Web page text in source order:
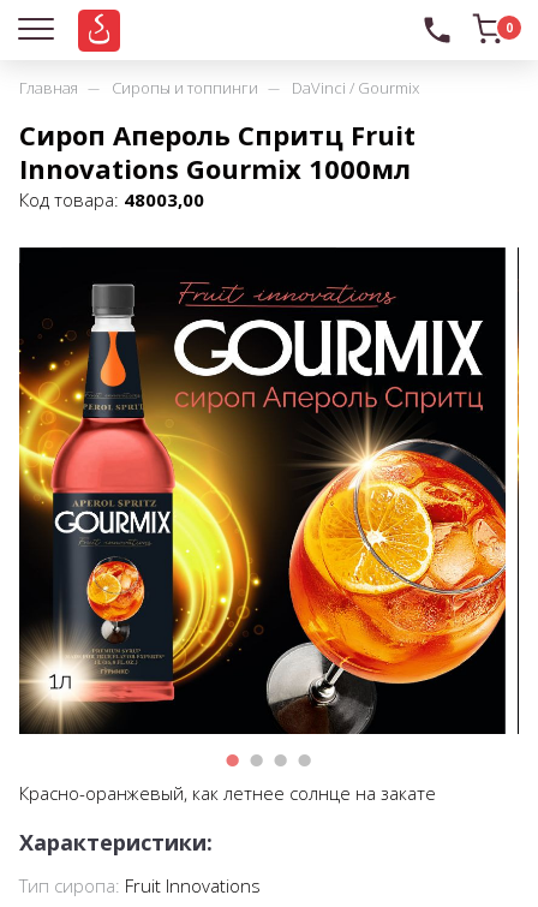
0
Главная Сиропы и топпинги DaVinci / Gourmix
Сироп Апероль Спритц Fruit
Innovations Gourmix 1000мл
Код товара: 48003,00
Красно-оранжевый, как летнее солнце на закате
Характеристики:
Тип сиропа: Fruit Innovations